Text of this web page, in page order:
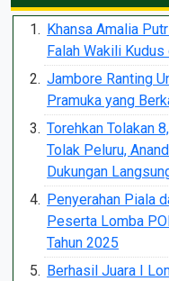
Khansa Amalia
Falah Wakili
Jambore Ranting
Pramuka yang
Torehkan Tolakan
Tolak Peluru,
Dukungan
Penyerahan Piala
Peserta Lomba
Tahun 2025
Berhasil Juara I